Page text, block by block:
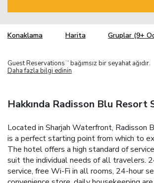
Konaklama Harita Gruplar (9+
Guest Reservations TM bağımsız bir seyahat ağıdır.
Daha fazla bilgi edinin
Hakkında Radisson Blu Resort
Located in Sharjah Waterfront, Radisson
is a perfect starting point from which to
The hotel offers a high standard of
suit the individual needs of all travelers.
service, free Wi-Fi in all rooms, 24-hour